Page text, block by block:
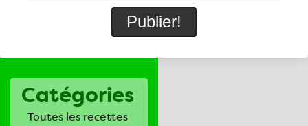
Catégories
Toutes les recettes